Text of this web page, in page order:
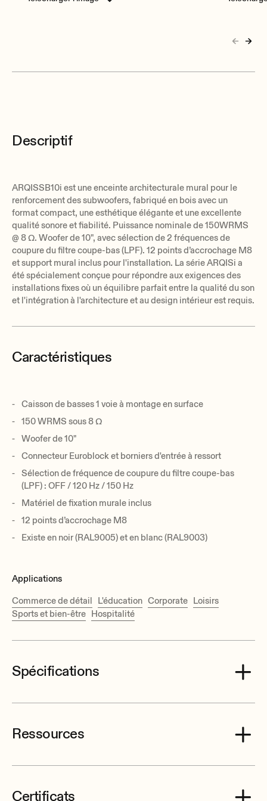
Descriptif
ARQISSB10i est une enceinte architecturale mural pour le
renforcement des subwoofers, fabriqué en bois avec un
format compact, une esthétique élégante et une excellente
qualité sonore et fiabilité. Puissance nominale de 150WRMS
@ 8 Ω. Woofer de 10", avec sélection de 2 fréquences de
coupure du filtre coupe-bas (LPF). 12 points d’accrochage M8
et support mural inclus pour l'installation. La série ARQISi a
été spécialement conçue pour répondre aux exigences des
installations fixes où un équilibre parfait entre la qualité du son
et l'intégration à l'architecture et au design intérieur est requis.
Caractéristiques
Caisson de basses 1 voie à montage en surface
150 WRMS sous 8 Ω
Woofer de 10"
Connecteur Euroblock et borniers d'entrée à ressort
Sélection de fréquence de coupure du filtre coupe-bas
(LPF) : OFF / 120 Hz / 150 Hz
Matériel de fixation murale inclus
12 points d’accrochage M8
Existe en noir (RAL9005) et en blanc (RAL9003)
Applications
Commerce de détail L'éducation Corporate Loisirs
Sports et bien-être Hospitalité
Spécifications
54 Hz-4 kHz (-10dB)
Ressources
Certificats